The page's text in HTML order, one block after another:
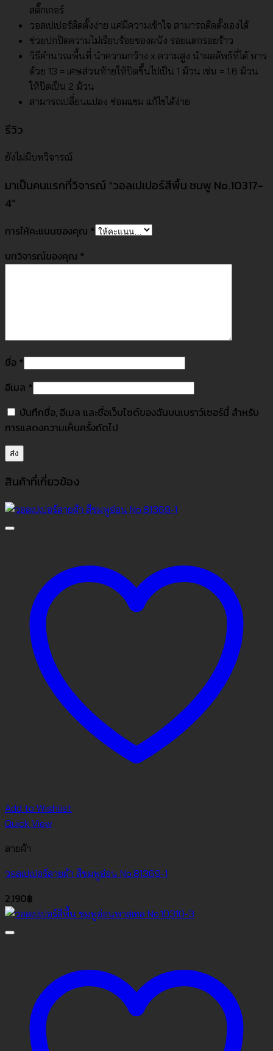
สติ๊กเกอร์
วอลเปเปอร์ติดตั้งง่าย แค่มีความเข้าใจ สามารถติดตั้งเองได้
ช่วยปกปิดความไม่เรียบร้อยของผนัง รอยแตกรอยร้าว
วิธีคำนวณพื้นที่ นำความกว้าง x ความสูง นำผลลัพธ์ที่ได้ หาร
ด้วย 13 = เศษส่วนท้ายให้ปัดขึ้นไปเป็น 1 ม้วน เช่น = 1.6 ม้วน
ให้ปัดเป็น 2 ม้วน
สามารถเปลี่ยนแปลง ซ่อมแซม แก้ไขได้ง่าย
รีวิว
ยังไม่มีบทวิจารณ์
มาเป็นคนแรกที่วิจารณ์ “วอลเปเปอร์สีพื้น ชมพู No.10317-
4”
การให้คะแนนของคุณ *
บทวิจารณ์ของคุณ *
ชื่อ *
อีเมล *
บันทึกชื่อ, อีเมล และชื่อเว็บไซต์ของฉันบนเบราว์เซอร์นี้ สำหรับ
การแสดงความเห็นครั้งถัดไป
สินค้าที่เกี่ยวข้อง
Add to Wishlist
Quick View
ลายผ้า
วอลเปเปอร์ลายผ้า สีชมพูอ่อน No.81369-1
2,190฿